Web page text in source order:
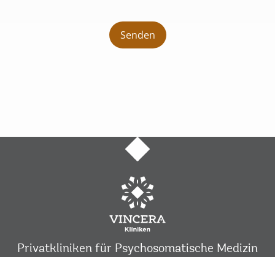
Privatkliniken für Psychosomatische Medizin